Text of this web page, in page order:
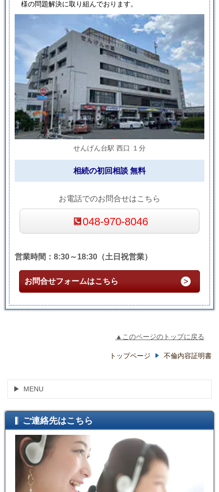
様の問題解決に取り組んでおります。
せんげん台駅 西口 １分
相続の初回相談 無料
お電話でのお問合せはこちら
048-970-8046
営業時間：8:30～18:30（土日祝営業）
お問合せフォームはこちら
▲このページのトップに戻る
トップページ 不倫内容証明書
MENU
ご連絡先はこちら